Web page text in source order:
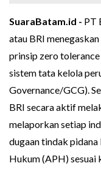
SuaraBatam.id - PT
atau BRI
prinsip zero
sistem tata kelola
Governance/GCG).
BRI secara aktif
melaporkan setiap
dugaan tindak
Hukum (APH) sesuai